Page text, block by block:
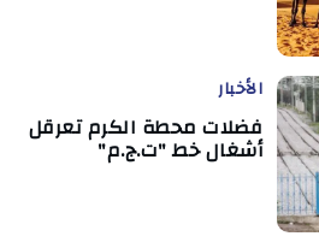
الأخبار
فضلات محطة الكرم تعرقل
أشغال خط "ت.ج.م"